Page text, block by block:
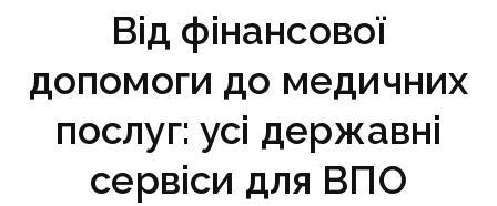
Від фінансової
допомоги до медичних
послуг: усі державні
сервіси для ВПО